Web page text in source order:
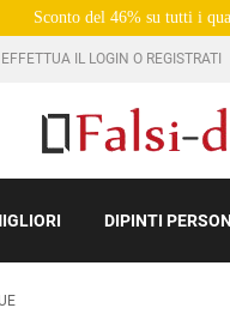
Sconto del 46% su tutti i
EFFETTUA IL LOGIN O REGISTRATI
DIPINTI